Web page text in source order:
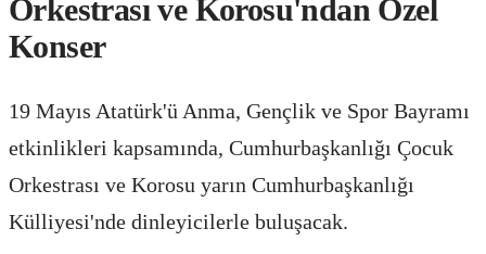
Orkestrası ve Korosu'ndan Özel
Konser
19 Mayıs Atatürk'ü Anma, Gençlik ve Spor Bayramı
etkinlikleri kapsamında, Cumhurbaşkanlığı Çocuk
Orkestrası ve Korosu yarın Cumhurbaşkanlığı
Külliyesi'nde dinleyicilerle buluşacak.